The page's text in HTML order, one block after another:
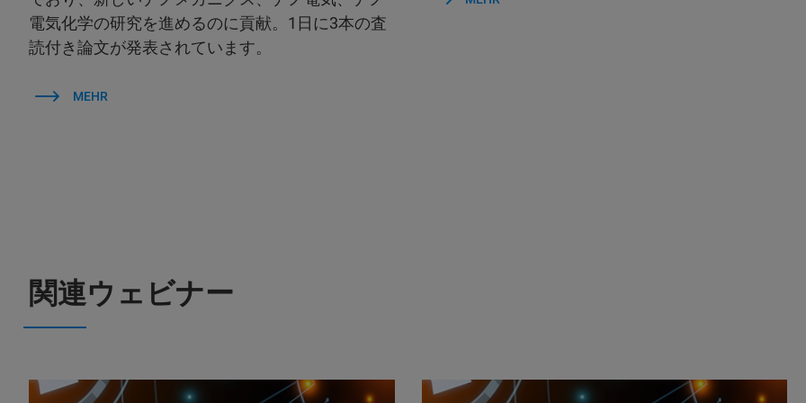
電気化学の研究を進めるのに貢献。1日に3本の査
読付き論文が発表されています。
MEHR
関連ウェビナー